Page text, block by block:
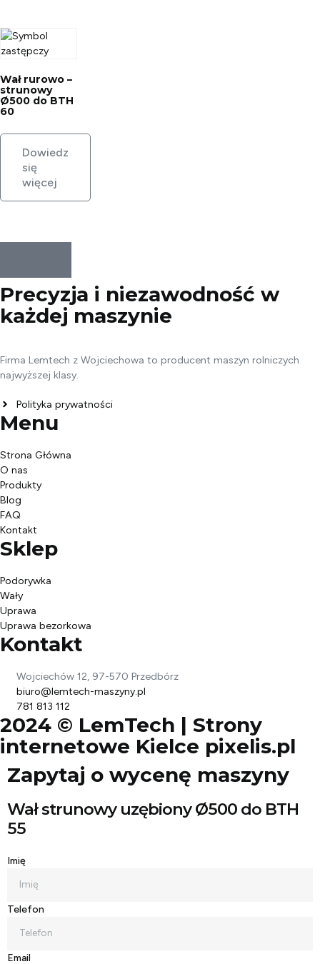
Wał rurowo –
strunowy
Ø500 do BTH
60
Dowiedz
się
więcej
Precyzja i niezawodność w
każdej maszynie
Firma Lemtech z Wojciechowa to producent maszyn rolniczych
najwyższej klasy.
Polityka prywatności
Menu
Strona Główna
O nas
Produkty
Blog
FAQ
Kontakt
Sklep
Podorywka
Wały
Uprawa
Uprawa bezorkowa
Kontakt
Wojciechów 12, 97-570 Przedbórz
biuro@lemtech-maszyny.pl
781 813 112
2024 © LemTech | Strony
internetowe Kielce pixelis.pl
Zapytaj o wycenę maszyny
Wał strunowy uzębiony Ø500 do BTH
55
Imię
Telefon
Email